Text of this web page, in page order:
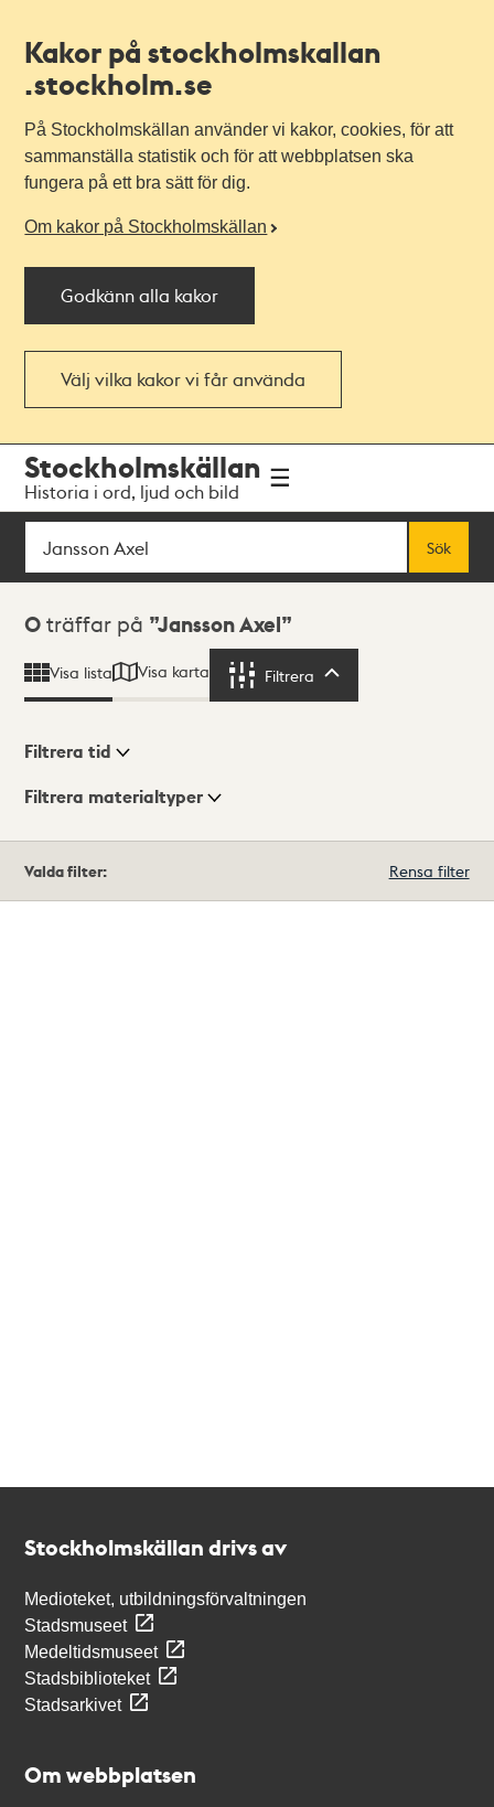
Kakor på stockholmskallan
.stockholm.se
På Stockholmskällan använder vi kakor, cookies, för att
sammanställa statistik och för att webbplatsen ska
fungera på ett bra sätt för dig.
Om kakor på Stockholmskällan
Godkänn alla kakor
Välj vilka kakor vi får använda
navigationen
huvudinnehållet
Stockholmskällan
Historia i ord, ljud och bild
Sök
Sök
Sökresultat
0 träffar på Jansson Axel
Visa lista Visa karta Filtrera
Visningsläge
Filtrera tid
Filtrera materialtyper
träffar
Valda filter: Rensa filter
Stockholmskällan drivs av
Medioteket, utbildningsförvaltningen
Stadsmuseet
Medeltidsmuseet
Stadsbiblioteket
Stadsarkivet
Om webbplatsen